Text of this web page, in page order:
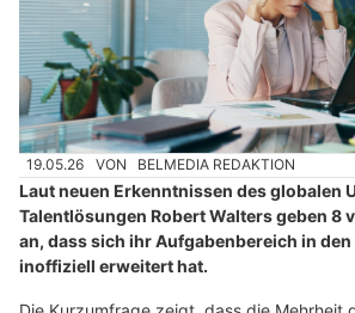
19.05.26 VON BELMEDIA REDAKTION
Laut neuen Erkenntnissen des globalen
Talentlösungen Robert Walters geben 8
an, dass sich ihr Aufgabenbereich in
inoffiziell erweitert hat.